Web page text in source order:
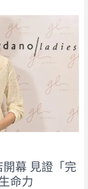
幕 見證「完
命力